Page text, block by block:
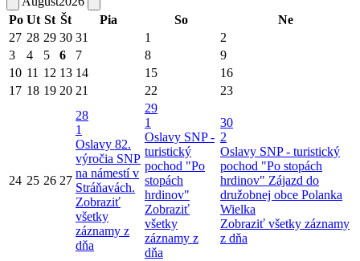
Po Ut St Št Pia So
Ne
27 28 29 30 31 1
2
3
4 5 6 7 8
9
10 11 12 13 14 15
16
17 18 19 20 21 22 23
24 25 26 27
28
1
Oslavy 82.
výročia SNP
na námestí v
Stráňavách.
Zobraziť
všetky
záznamy z
dňa
29
1
Oslavy SNP -
turistický
pochod "Po
stopách
hrdinov"
Zobraziť
všetky
záznamy z
dňa
30
2
Oslavy SNP - turistický
pochod "Po stopách
hrdinov" Zájazd do
družobnej obce Polanka
Wielka
Zobraziť všetky záznamy
z dňa